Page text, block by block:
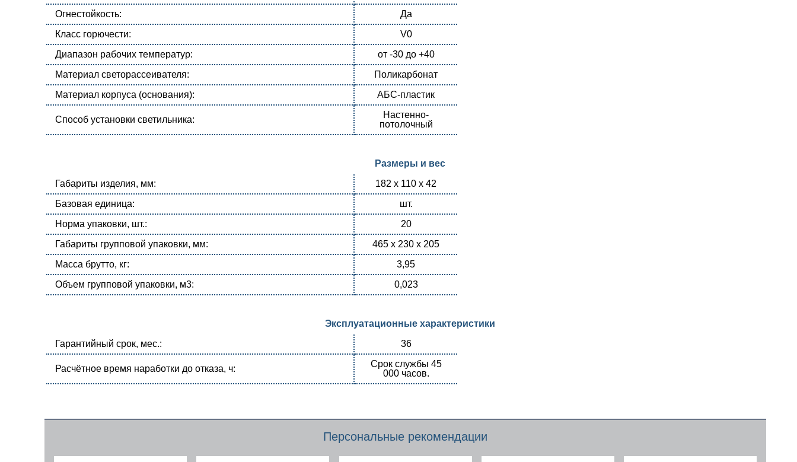
Огнестойкость:
Да
Класс горючести:
V0
Диапазон рабочих температур:
от -30 до +40
Материал светорассеивателя:
Поликарбонат
Материал корпуса (основания):
АБС-пластик
Способ установки светильника:
Настенно-
потолочный
Размеры и вес
Габариты изделия, мм:
182 х 110 х 42
Базовая единица:
шт.
Норма упаковки, шт.:
20
Габариты групповой упаковки, мм:
465 x 230 x 205
Масса брутто, кг:
3,95
Объем групповой упаковки, м3:
0,023
Эксплуатационные характеристики
Гарантийный срок, мес.:
36
Расчётное время наработки до отказа, ч:
Срок службы 45
000 часов.
Персональные рекомендации